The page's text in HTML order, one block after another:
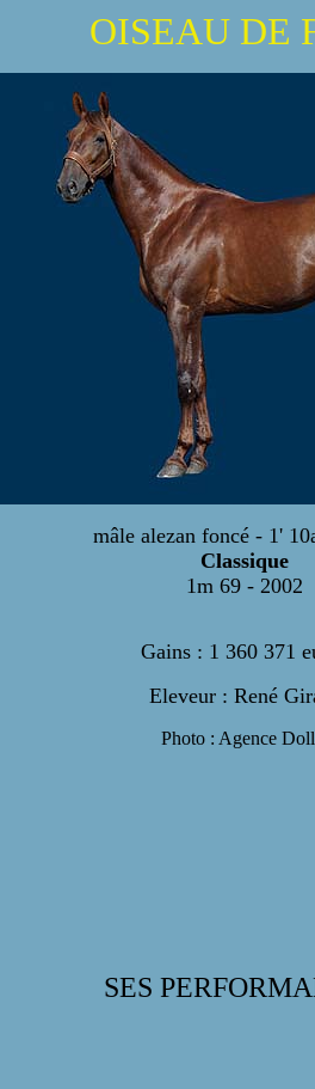
OISEAU DE
mâle alezan foncé - 1'
Classique
1m 69 - 2002
Gains : 1 360 371
Eleveur : René
Photo : Agence
SES